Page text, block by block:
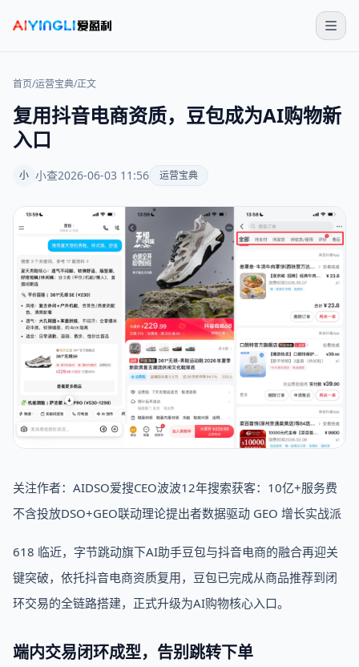
首页/运营宝典/正文
复用抖音电商资质，豆包成为AI购物新
入口
小 小查2026-06-03 11:56 运营宝典
关注作者：AIDSO爱搜CEO波波12年搜索获客：10亿+服务费
不含投放DSO+GEO联动理论提出者数据驱动 GEO 增长实战派
618 临近，字节跳动旗下AI助手豆包与抖音电商的融合再迎关
键突破，依托抖音电商资质复用，豆包已完成从商品推荐到闭
环交易的全链路搭建，正式升级为AI购物核心入口。
端内交易闭环成型，告别跳转下单